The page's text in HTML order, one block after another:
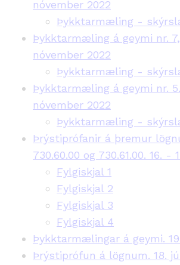
nóvember 2022
Þykktarmæling -
Þykktarmæling á geymi nr. 7,
nóvember 2022
Þykktarmæling -
Þykktarmæling á geymi nr.
nóvember 2022
Þykktarmæling -
Þrýstiprófanir á þremur
730.60.00 og 730.61.00. 16. -
Fylgiskjal 1
Fylgiskjal 2
Fylgiskjal 3
Fylgiskjal 4
Þykktarmælingar á geymi.
Þrýstiprófun á lögnum. 18.